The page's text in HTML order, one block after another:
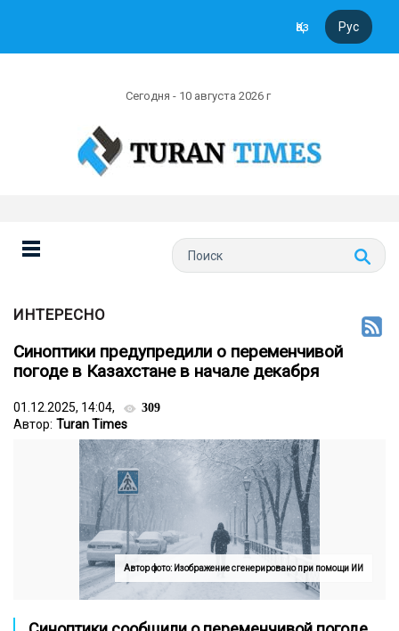
Қаз Рус
Сегодня - 10 августа 2026 г
ИНТЕРЕСНО
Синоптики предупредили о переменчивой
погоде в Казахстане в начале декабря
01.12.2025, 14:04, 309
Автор: Turan Times
Автор фото: Изображение сгенерировано при помощи ИИ